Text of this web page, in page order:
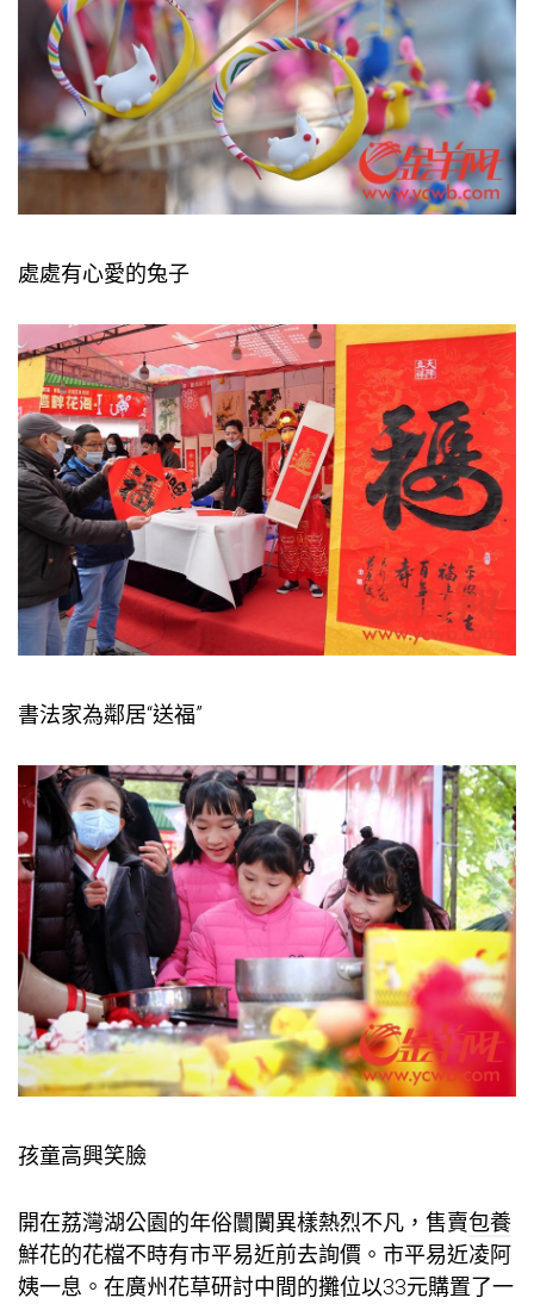
處處有心愛的兔子
書法家為鄰居“送福”
孩童高興笑臉
開在荔灣湖公園的年俗闤闠異樣熱烈不凡，售賣包養
鮮花的花檔不時有市平易近前去詢價。市平易近凌阿
姨一息。在廣州花草研討中間的攤位以33元購置了一